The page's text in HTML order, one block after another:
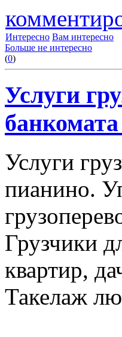
Интересно Вам интересно
Больше не интересно
(0)
Услуги
Услуги
пианино.
Грузчики
квартир,
Такелаж